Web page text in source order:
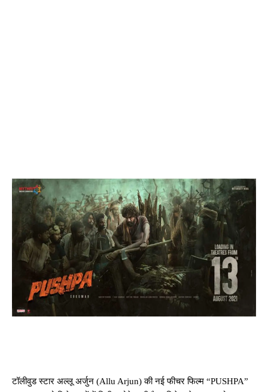
टॉलीवुड स्टार अल्लू अर्जुन (Allu Arjun) की नई फीचर फिल्म “PUSHPA”